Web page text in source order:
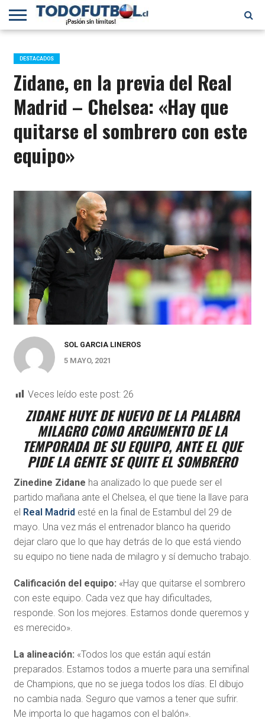
PRIMERA
B
SELECCIÓN
CHILENA
CHILENOS
EN EL
MUNDO
FÚTBOL
INTERNACIONAL
DESTACADOS
Zidane, en la previa del Real
Madrid – Chelsea: «Hay que
quitarse el sombrero con este
equipo»
SOL GARCIA LINEROS
5 MAYO, 2021
Veces leído este post: 26
ZIDANE HUYE DE NUEVO DE LA PALABRA
MILAGRO COMO ARGUMENTO DE LA
TEMPORADA DE SU EQUIPO, ANTE EL QUE
PIDE LA GENTE SE QUITE EL SOMBRERO
Zinedine Zidane ha analizado lo que puede ser el
partido mañana ante el Chelsea, el que tiene la llave para
el Real Madrid esté en la final de Estambul del 29 de
mayo. Una vez más el entrenador blanco ha querido
dejar claro que lo que hay detrás de lo que está viendo
su equipo no tiene nada de milagro y sí demucho trabajo.
Calificación del equipo: «Hay que quitarse el sombrero
con este equipo. Cada vez que hay dificultades,
responde. Son los mejores. Estamos donde queremos y
es merecido».
La alineación: «Todos los que están aquí están
preparados. Estamos todos a muerte para una semifinal
de Champions, que no se juega todos los días. El dibujo
no cambia nada. Seguro que vamos a tener que sufrir.
Me importa lo que hagamos con el balón».